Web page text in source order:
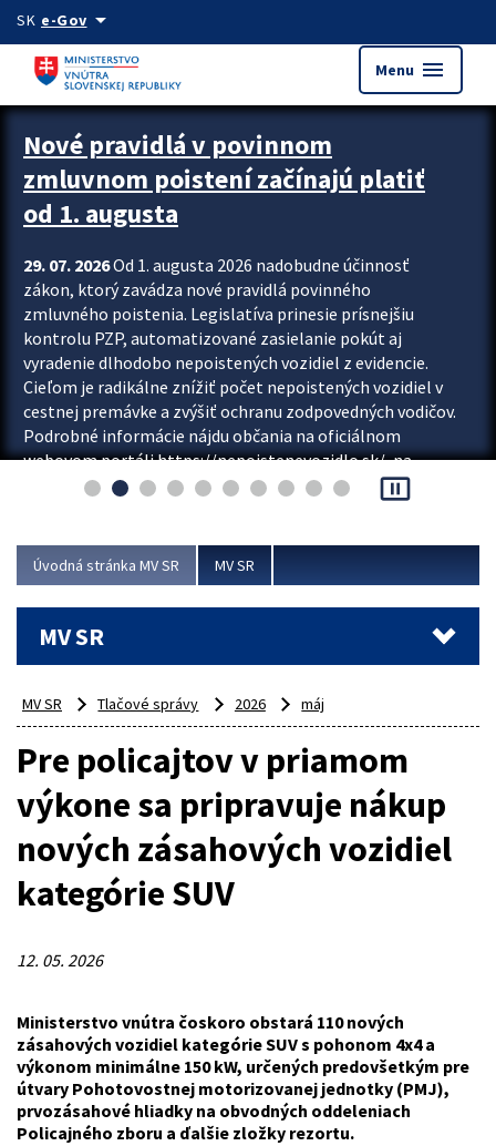
Preskocit na hlavný obsah
SK e-Govarrow_drop_down
Menu menu
Zastavit automatický posun upútavok
Nové pravidlá v povinnom
zmluvnom poistení začínajú platiť
od 1. augusta
29. 07. 2026Od 1. augusta 2026 nadobudne účinnosť
zákon, ktorý zavádza nové pravidlá povinného
zmluvného poistenia. Legislatíva prinesie prísnejšiu
kontrolu PZP, automatizované zasielanie pokút aj
vyradenie dlhodobo nepoistených vozidiel z evidencie.
Cieľom je radikálne znížiť počet nepoistených vozidiel v
cestnej premávke a zvýšiť ochranu zodpovedných vodičov.
Podrobné informácie nájdu občania na oficiálnom
webovom portáli https://nepoistenevozidlo.sk/, na
ktorom od augusta pribudne aj možnosť overiť si...
pause_presentation
Úvodná stránka MV SR MV SR
MV SR
MV SR Tlačové správy 2026 máj
Pre policajtov v priamom
výkone sa pripravuje nákup
nových zásahových vozidiel
kategórie SUV
12. 05. 2026
Ministerstvo vnútra čoskoro obstará 110 nových
zásahových vozidiel kategórie SUV s pohonom 4x4 a
výkonom minimálne 150 kW, určených predovšetkým pre
útvary Pohotovostnej motorizovanej jednotky (PMJ),
prvozásahové hliadky na obvodných oddeleniach
Policajného zboru a ďalšie zložky rezortu.